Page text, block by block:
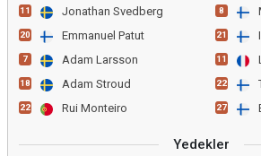
11 Jonathan Svedberg
20 Emmanuel Patut
7 Adam Larsson
18 Adam Stroud
22 Rui Monteiro
8
21
11
22
27
Yedekler